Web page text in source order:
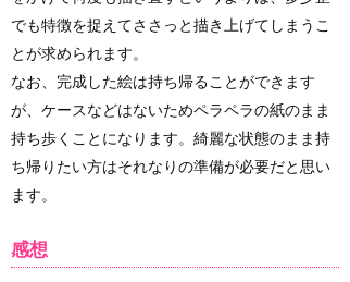
でも特徴を捉えてささっと描き上げてしまうこ
とが求められます。
なお、完成した絵は持ち帰ることができます
が、ケースなどはないためペラペラの紙のまま
持ち歩くことになります。綺麗な状態のまま持
ち帰りたい方はそれなりの準備が必要だと思い
ます。
感想